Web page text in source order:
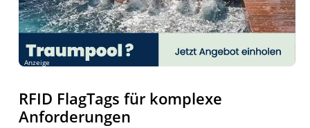
Anzeige
RFID FlagTags für komplexe
Anforderungen